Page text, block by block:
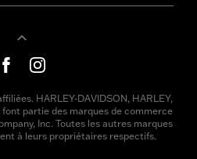
HARLEY-DAVIDSON, HARLEY,
partie des marques de commerce
Inc. Toutes les autres marques
à leurs propriétaires respectifs.